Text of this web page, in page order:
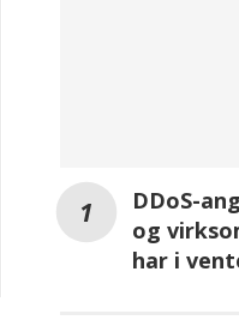
DDoS-
og
har i